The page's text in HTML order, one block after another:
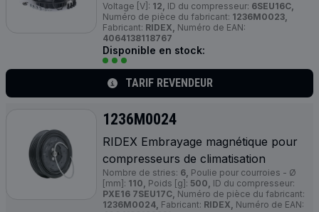
Voltage [V]: 12, ID du compresseur: 6SEU16C,
Numéro de pièce du fabricant: 1236M0023,
Fabricant: RIDEX, Numéro de EAN:
4064138118767
Disponible en stock:
TARIF REVENDEUR
1236M0024
RIDEX Embrayage magnétique pour
compresseurs de climatisation
Nombre de stries: 6, Poulie pour courroies - Ø
[mm]: 110, Poids [g]: 500, ID du compresseur:
PXE16 7SEU17C, Numéro de pièce du fabricant:
1236M0024, Fabricant: RIDEX, Numéro de EAN: